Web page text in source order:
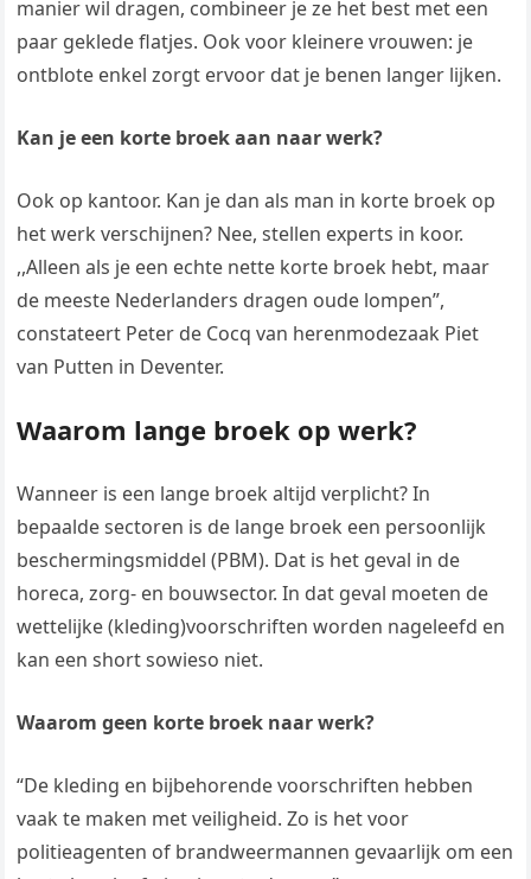
manier wil dragen, combineer je ze het best met een
paar geklede flatjes. Ook voor kleinere vrouwen: je
ontblote enkel zorgt ervoor dat je benen langer lijken.
Kan je een korte broek aan naar werk?
Ook op kantoor. Kan je dan als man in korte broek op
het werk verschijnen? Nee, stellen experts in koor.
,,Alleen als je een echte nette korte broek hebt, maar
de meeste Nederlanders dragen oude lompen”,
constateert Peter de Cocq van herenmodezaak Piet
van Putten in Deventer.
Waarom lange broek op werk?
Wanneer is een lange broek altijd verplicht? In
bepaalde sectoren is de lange broek een persoonlijk
beschermingsmiddel (PBM). Dat is het geval in de
horeca, zorg- en bouwsector. In dat geval moeten de
wettelijke (kleding)voorschriften worden nageleefd en
kan een short sowieso niet.
Waarom geen korte broek naar werk?
“De kleding en bijbehorende voorschriften hebben
vaak te maken met veiligheid. Zo is het voor
politieagenten of brandweermannen gevaarlijk om een